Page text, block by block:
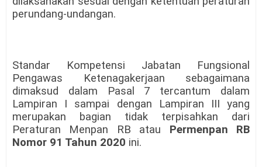
perundang-undangan.
Standar Kompetensi Jabatan Fungsional
Pengawas Ketenagakerjaan sebagaimana
dimaksud dalam Pasal 7 tercantum dalam
Lampiran I sampai dengan Lampiran III yang
merupakan bagian tidak terpisahkan dari
Peraturan Menpan RB atau Permenpan RB
Nomor 91 Tahun 2020 ini.